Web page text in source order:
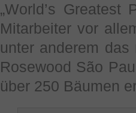
„World’s Greatest
Mitarbeiter vor
unter anderem
Rosewood São
über 250 Bäumen